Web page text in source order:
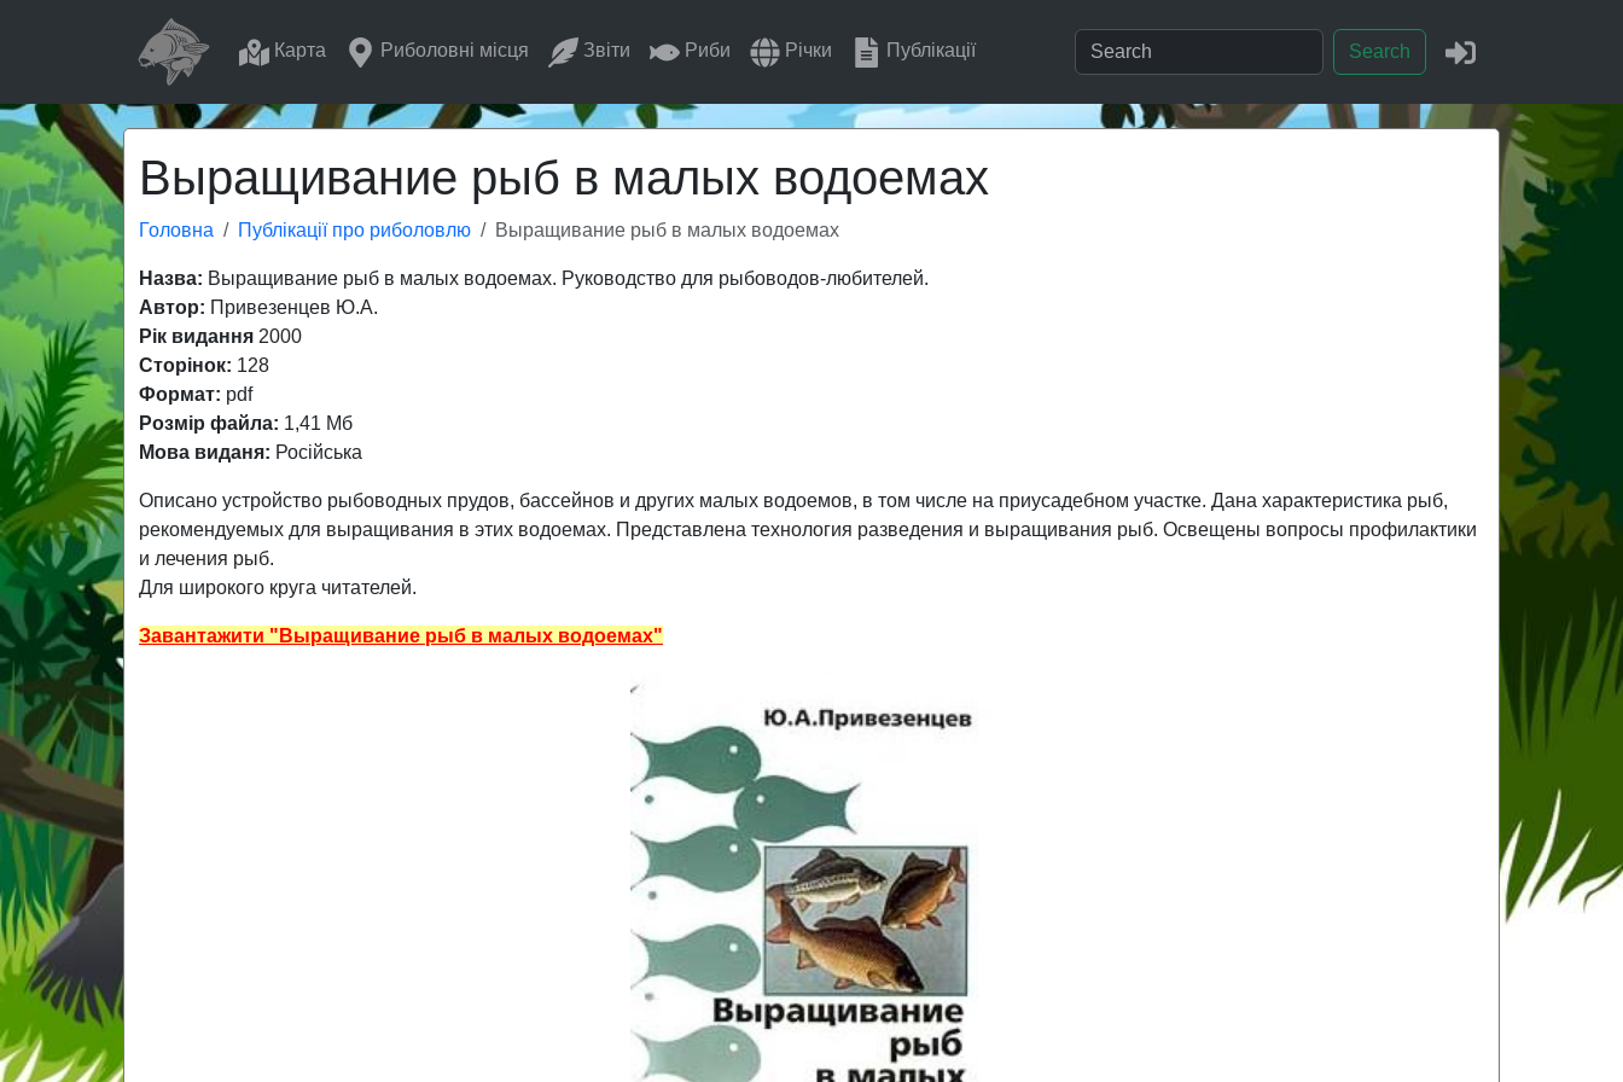
Карта Риболовні місця Звіти Риби Річки Публікації Search
Выращивание рыб в малых водоемах
Головна Публікації про риболовлю Выращивание рыб в малых водоемах
Назва: Выращивание рыб в малых водоемах. Руководство для рыбоводов-любителей.
Автор: Привезенцев Ю.А.
Рік видання 2000
Сторінок: 128
Формат: pdf
Розмір файла: 1,41 Мб
Мова виданя: Російська
Описано устройство рыбоводных прудов, бассейнов и других малых водоемов, в том числе на приусадебном участке. Дана характеристика рыб,
рекомендуемых для выращивания в этих водоемах. Представлена технология разведения и выращивания рыб. Освещены вопросы профилактики
и лечения рыб.
Для широкого круга читателей.
Завантажити "Выращивание рыб в малых водоемах"